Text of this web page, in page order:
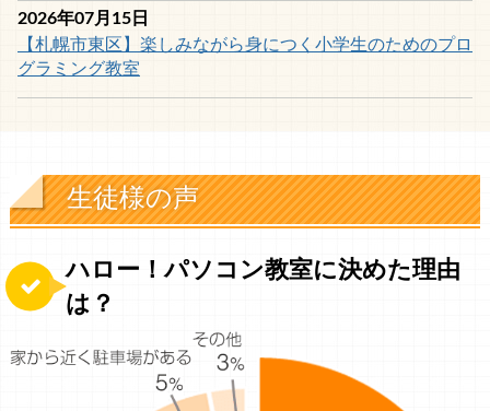
2026年07月15日
【札幌市東区】楽しみながら身につく小学生のためのプロ
グラミング教室
生徒様の声
ハロー！パソコン教室に決めた理由
は？